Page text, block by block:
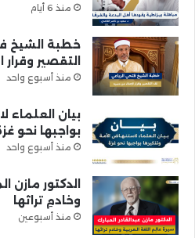
منذ 6 أيام
خطبة الشيخ
التقصير
منذ أسبوع واحد
بيان العلماء
بواجبها نحو
منذ أسبوع واحد
الدكتور مازن
وخادمِ تراثها
منذ أسبوعين